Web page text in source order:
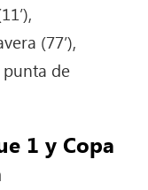
(77’),
de
1 y Copa